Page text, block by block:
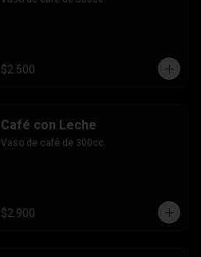
$2.500
Café con Leche
Vaso de café de 300cc.
$2.900